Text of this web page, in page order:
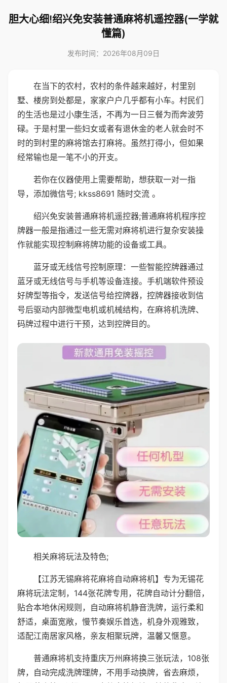
胆大心细!绍兴免安装普通麻将机遥控器(一学就
懂篇)
发布时间：2026年08月09日
在当下的农村，农村的条件越来越好，村里别
墅、楼房到处都是，家家户户几乎都有小车。村民们
的生活也是过小康生活，不再为一日三餐为而奔波劳
碌。于是村里一些妇女或者有退休金的老人就会时不
时的到村里的麻将馆去打麻将。虽然打得小，但如果
经常输也是一笔不小的开支。
若你在仪器使用上需要帮助，想获取一对一指
导，添加微信号; kkss8691 随时交流 。
绍兴免安装普通麻将机遥控器;普通麻将机程序控
牌器一般是指通过一些无需对麻将机进行复杂安装操
作就能实现控制麻将牌功能的设备或工具。
蓝牙或无线信号控制原理：一些智能控牌器通过
蓝牙或无线信号与手机等设备连接。手机端软件预设
好牌型等指令，发送信号给控牌器，控牌器接收到信
号后驱动内部微型电机或机械结构，在麻将机洗牌、
码牌过程中进行干预，达到控牌目的。
相关麻将玩法及特色;
【江苏无锡麻将花麻将自动麻将机】专为无锡花
麻将玩法定制，144张花牌专用，花牌自动计分翻倍，
贴合本地休闲规则，自动麻将机静音洗牌，运行柔和
舒适，桌面宽敞，慢节奏娱乐首选，机身外观雅致，
适配江南居家风格，亲友相聚玩牌，温馨又惬意。
普通麻将机支持重庆万州麻将换三张玩法，108张
牌，自动完成洗牌理牌，不用手动换牌，省去麻烦，